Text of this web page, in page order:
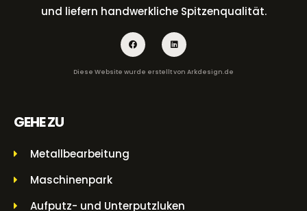
und liefern handwerkliche Spitzenqualität.
Diese Website wurde erstellt von Arkdesign.de
GEHE ZU
Metallbearbeitung
Maschinenpark
Aufputz- und Unterputzluken